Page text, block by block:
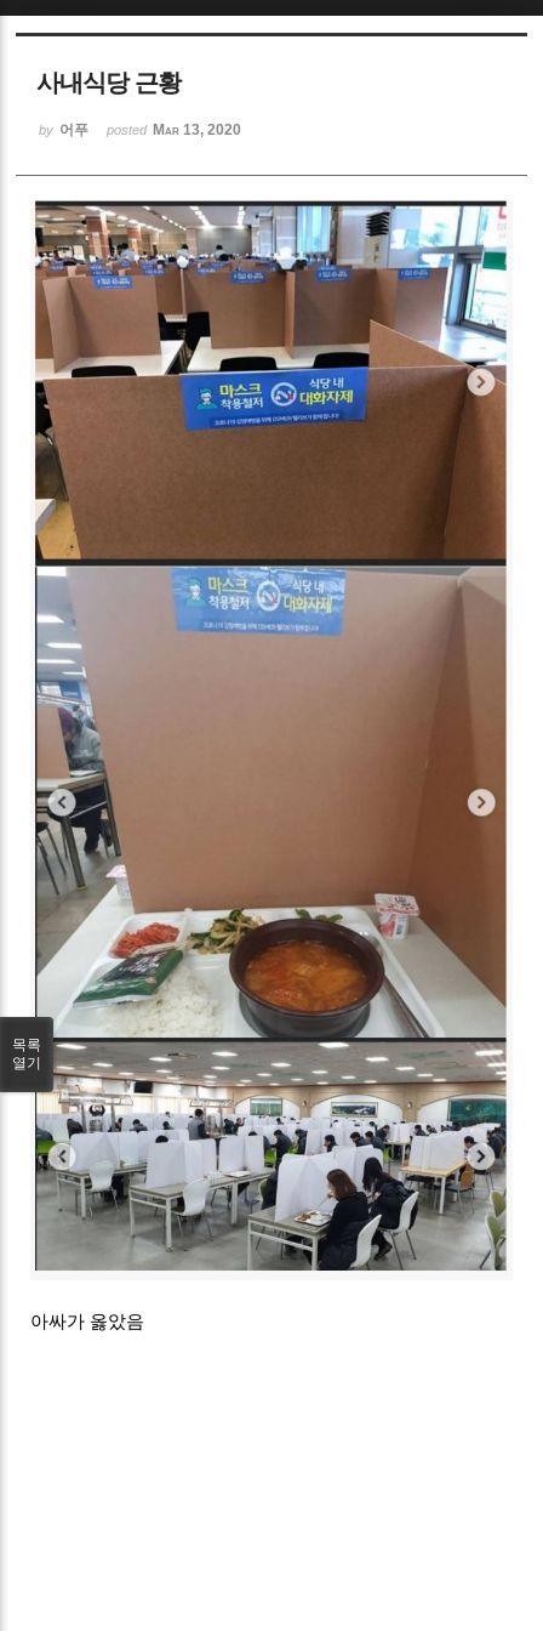
사내식당 근황
by 어푸 posted Mar 13, 2020
아싸가 옳았음
목록
열기
Sketchbook5, 스케치북5
Sketchbook5, 스케치북5